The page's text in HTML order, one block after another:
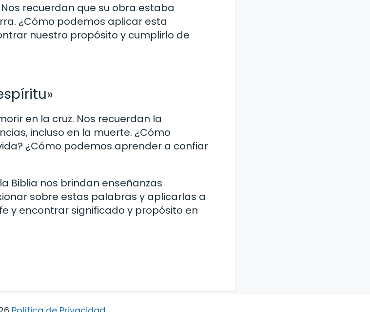
recuerdan que su obra estaba
¿Cómo podemos aplicar esta
nuestro propósito y cumplirlo de
en la cruz. Nos recuerdan la
incluso en la muerte. ¿Cómo
¿Cómo podemos aprender a confiar
Biblia nos brindan enseñanzas
sobre estas palabras y aplicarlas a
y encontrar significado y propósito en